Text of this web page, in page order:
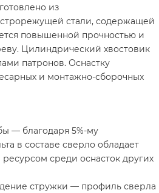
из
стали, содержащей
повышенной прочностью и
Цилиндрический хвостовик
патронов. Оснастку
и монтажно-сборочных
— благодаря 5%-му
в составе сверло обладает
среди оснасток других
стружки — профиль сверла